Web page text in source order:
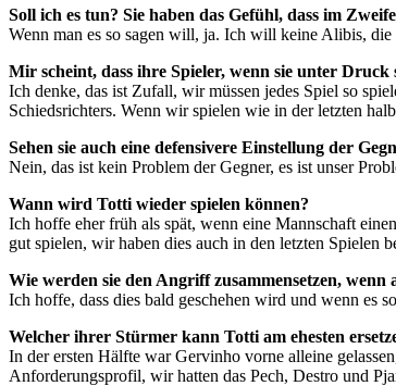
Soll ich es tun? Sie haben das Gefühl, dass im
Wenn man es so sagen will, ja. Ich will keine Alibis,
Mir scheint, dass ihre Spieler, wenn sie unter
Ich denke, das ist Zufall, wir müssen jedes Spiel so
Schiedsrichters. Wenn wir spielen wie in der letzten
Sehen sie auch eine defensivere Einstellung der
Nein, das ist kein Problem der Gegner, es ist unser
Wann wird Totti wieder spielen können?
Ich hoffe eher früh als spät, wenn eine Mannschaft
gut spielen, wir haben dies auch in den letzten Spielen
Wie werden sie den Angriff zusammensetzen, wenn
Ich hoffe, dass dies bald geschehen wird und wenn es
Welcher ihrer Stürmer kann Totti am ehesten
In der ersten Hälfte war Gervinho vorne alleine
Anforderungsprofil, wir hatten das Pech, Destro und